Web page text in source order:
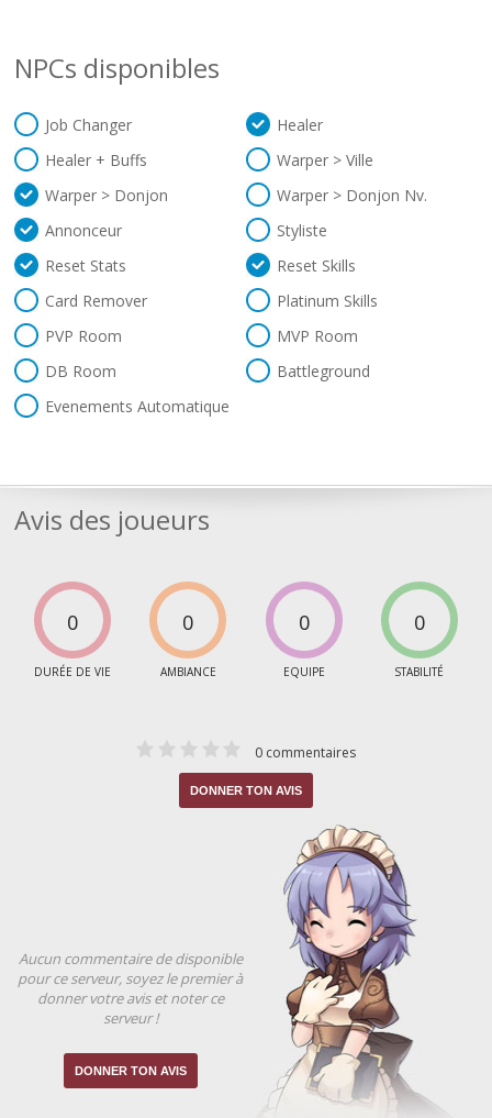
NPCs disponibles
Job Changer
Healer
Healer + Buffs
Warper > Ville
Warper > Donjon
Warper > Donjon Nv.
Annonceur
Styliste
Reset Stats
Reset Skills
Card Remover
Platinum Skills
PVP Room
MVP Room
DB Room
Battleground
Evenements Automatique
Avis des joueurs
0
DURÉE DE VIE
0
AMBIANCE
0
EQUIPE
0
STABILITÉ
0 commentaires
DONNER TON AVIS
Aucun commentaire de disponible
pour ce serveur, soyez le premier à
donner votre avis et noter ce
serveur !
DONNER TON AVIS